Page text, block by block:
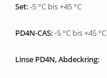
-5 °C bis +45 °C
-5 °C bis +45 °C